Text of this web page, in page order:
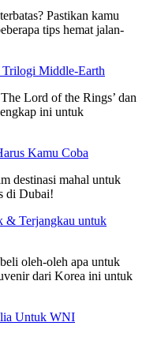
Pastikan kamu
tips hemat jalan-
Middle-Earth
Lord of the Rings’ dan
ini untuk
Kamu Coba
destinasi mahal untuk
di Dubai!
& Terjangkau untuk
oleh-oleh apa untuk
dari Korea ini untuk
Untuk WNI